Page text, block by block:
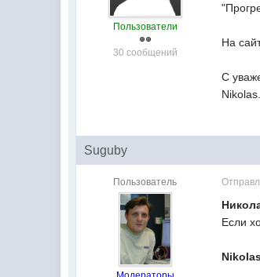
Пользователи
30 сообщений
На
C
Nikolas.
Suguby
Пользователь
Если